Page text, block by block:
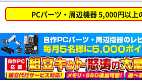
PCパーツ・周辺機器 5,000円以上